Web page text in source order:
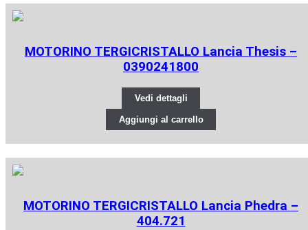
MOTORINO TERGICRISTALLO Lancia Thesis –
0390241800
Vedi dettagli
Aggiungi al carrello
MOTORINO TERGICRISTALLO Lancia Phedra –
404.721